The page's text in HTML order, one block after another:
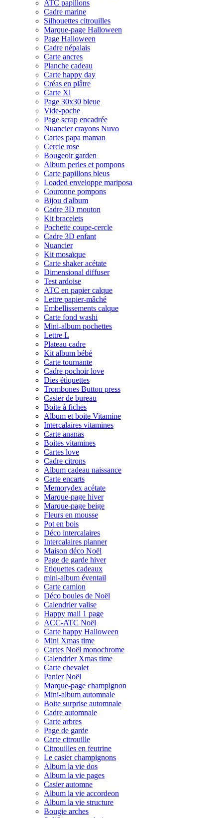
ATC papillons
Cadre marine
Silhouettes citrouilles
Marque-page Halloween
Page Halloween
Cadre népalais
Carte ancres
Planche cadeau
Carte happy day
Créas en plâtre
Carte Xl
Page 30x30 bleue
Vide-poche
Page scrap encadrée
Nuancier crayons Nuvo
Cartes papa maman
Cercle rose
Bougeoir garden
Album perles et pompons
Carte papillons bleus
Loaded enveloppe mariposa
Couronne pompons
Bijou d'album
Cadre 3D mouton
Kit bracelets
Pochette coupe-cercle
Cadre 3D enfant
Nuancier
Kit mosaïque
Carte shaker acétate
Dimensional diffuser
Test ardoise
ATC en papier calque
Lettre papier-mâché
Embellissements calque
Carte fond washi
Mini-album pochettes
Lettre L
Plateau cadre
Kit album bébé
Carte tournante
Cadre pochoir love
Dies étiquettes
Trombones Button press
Casier de bureau
Boite à fiches
Album et boite Vitamine
Intercalaires vitamines
Carte ananas
Boites vitamines
Cartes love
Cadre citrons
Album cadeau naissance
Carte encarts
Memorydex acétate
Marque-page hiver
Marque-page beige
Fleurs en mousse
Pot en bois
Déco intercalaires
Intercalaires planner
Maison déco Noël
Page de garde hiver
Etiquettes cadeaux
mini-album éventail
Carte camion
Déco boules de Noël
Calendrier valise
Happy mail 1 page
ACC-ATC Noël
Carte happy Halloween
Mini Xmas time
Cartes Noël monochrome
Calendrier Xmas time
Carte chevalet
Panier Noël
Marque-page champignon
Mini-album automnale
Boite surprise automnale
Cadre automnale
Carte arbres
Page de garde
Carte citrouille
Citrouilles en feutrine
Le casier champignons
Album la vie dos
Album la vie pages
Casier automne
Album la vie accordeon
Album la vie structure
Bougie arches